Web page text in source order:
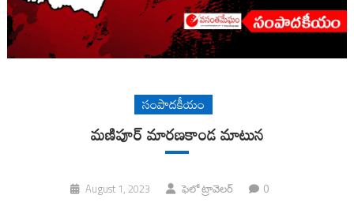
సంపాదకీయం
మణిపూర్ మారణకాండ మాటున
August 1, 2023 ఫెలో ట్రావెలర్ 0